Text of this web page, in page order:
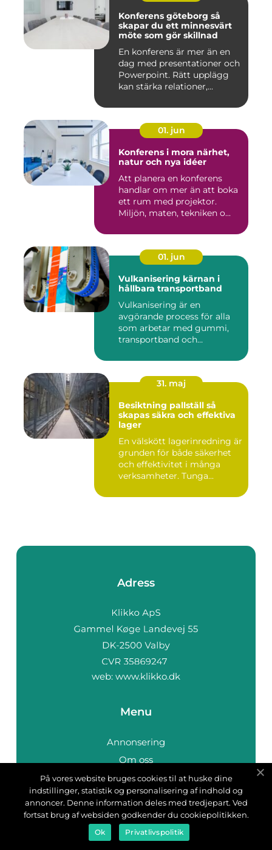
Konferens göteborg så
skapar du ett minnesvärt
möte som gör skillnad
En konferens är mer än en
dag med presentationer och
Powerpoint. Rätt upplägg
kan stärka relationer,...
01. jun
Konferens i mora närhet,
natur och nya idéer
Att planera en konferens
handlar om mer än att boka
ett rum med projektor.
Miljön, maten, tekniken o...
01. jun
Vulkanisering kärnan i
hållbara transportband
Vulkanisering är en
avgörande process för alla
som arbetar med gummi,
transportband och
31. maj
Besiktning pallställ så
skapas säkra och effektiva
lager
En välskött lagerinredning är
grunden för både säkerhet
och effektivitet i många
verksamheter. Tunga...
Adress
web: www.klikko.dk
Menu
Annonsering
Om oss
Cookies
Kontakta oss
Sitemap
På vores website bruges cookies til at huske dine
indstillinger, statistik og personalisering af indhold og
annoncer. Denne information deles med tredjepart. Ved
fortsat brug af websiden godkender du cookiepolitikken.
Ok Privatlivspolitik